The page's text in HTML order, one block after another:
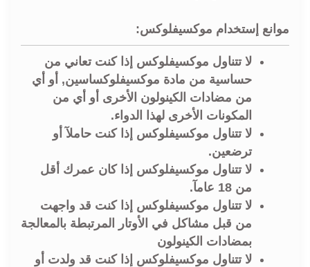
موانع إستخدام موكسيفلوكس:
لا تتناول موكسيفلوكس إذا كنت تعاني من
حساسية من مادة موكسيفلوكساسين, أو أي
من مضادات الكينولون الأخرى أو أي من
المكونات الأخرى لهذا الدواء.
لا تتناول موكسيفلوكس إذا كنت حاملآ أو
ترضعين.
لا تتناول موكسيفلوكس إذا كان عمرك أقل
من 18 عامآ.
لا تتناول موكسيفلوكس إذا كنت قد واجهت
من قبل مشاكل في الأوتار المرتبطة بالمعالجة
بمضادات الكينولون
لا تتناول موكسيفلوكس إذا كنت قد ولدت أو